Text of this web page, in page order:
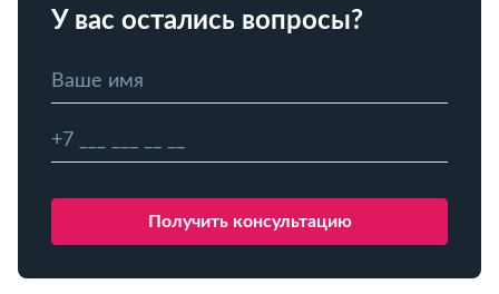
У вас остались вопросы?